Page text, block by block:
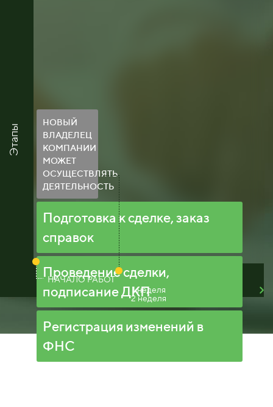
Этапы
НОВЫЙ
ВЛАДЕЛЕЦ
КОМПАНИИ
МОЖЕТ
ОСУЩЕСТВЛЯТЬ
ДЕЯТЕЛЬНОСТЬ
Подготовка к сделке, заказ
справок
Проведение сделки,
подписание ДКП
Регистрация изменений в
ФНС
НАЧАЛО РАБОТ
1 неделя
2 неделя